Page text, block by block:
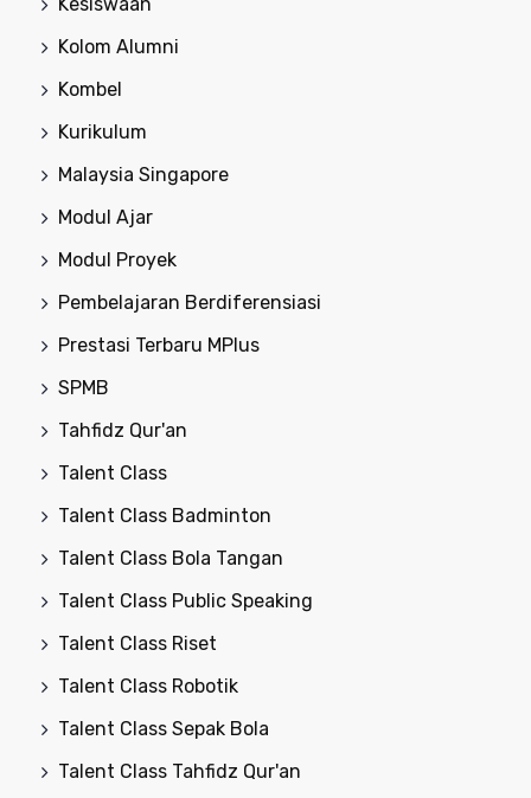
Kolom Alumni
Kombel
Kurikulum
Malaysia Singapore
Modul Ajar
Modul Proyek
Pembelajaran Berdiferensiasi
Prestasi Terbaru MPlus
SPMB
Tahfidz Qur'an
Talent Class
Talent Class Badminton
Talent Class Bola Tangan
Talent Class Public Speaking
Talent Class Riset
Talent Class Robotik
Talent Class Sepak Bola
Talent Class Tahfidz Qur'an